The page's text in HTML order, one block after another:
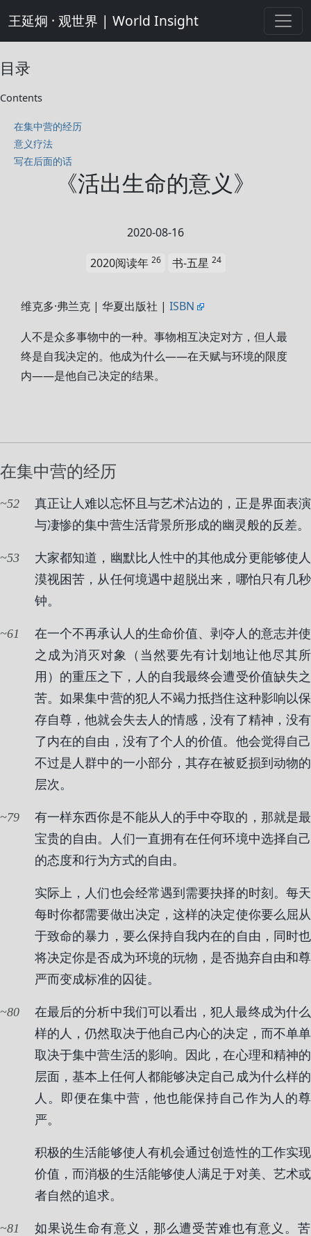
王延炯 · 观世界 | World Insight
目录
Contents
在集中营的经历
意义疗法
写在后面的话
《活出生命的意义》
2020-08-16
2020阅读年 26 书-五星 24
维克多·弗兰克 | 华夏出版社 | ISBN
人不是众多事物中的一种。事物相互决定对方，但人最
终是自我决定的。他成为什么——在天赋与环境的限度
内——是他自己决定的结果。
在集中营的经历
52
真正让人难以忘怀且与艺术沾边的，正是界面表演
与凄惨的集中营生活背景所形成的幽灵般的反差。
53
大家都知道，幽默比人性中的其他成分更能够使人
漠视困苦，从任何境遇中超脱出来，哪怕只有几秒
钟。
61
在一个不再承认人的生命价值、剥夺人的意志并使
之成为消灭对象（当然要先有计划地让他尽其所
用）的重压之下，人的自我最终会遭受价值缺失之
苦。如果集中营的犯人不竭力抵挡住这种影响以保
存自尊，他就会失去人的情感，没有了精神，没有
了内在的自由，没有了个人的价值。他会觉得自己
不过是人群中的一小部分，其存在被贬损到动物的
层次。
79
有一样东西你是不能从人的手中夺取的，那就是最
宝贵的自由。人们一直拥有在任何环境中选择自己
的态度和行为方式的自由。
实际上，人们也会经常遇到需要抉择的时刻。每天
每时你都需要做出决定，这样的决定使你要么屈从
于致命的暴力，要么保持自我内在的自由，同时也
将决定你是否成为环境的玩物，是否抛弃自由和尊
严而变成标准的囚徒。
80
在最后的分析中我们可以看出，犯人最终成为什么
样的人，仍然取决于他自己内心的决定，而不单单
取决于集中营生活的影响。因此，在心理和精神的
层面，基本上任何人都能够决定自己成为什么样的
人。即便在集中营，他也能保持自己作为人的尊
严。
积极的生活能够使人有机会通过创造性的工作实现
价值，而消极的生活能够使人满足于对美、艺术或
者自然的追求。
81
如果说生命有意义，那么遭受苦难也有意义。苦